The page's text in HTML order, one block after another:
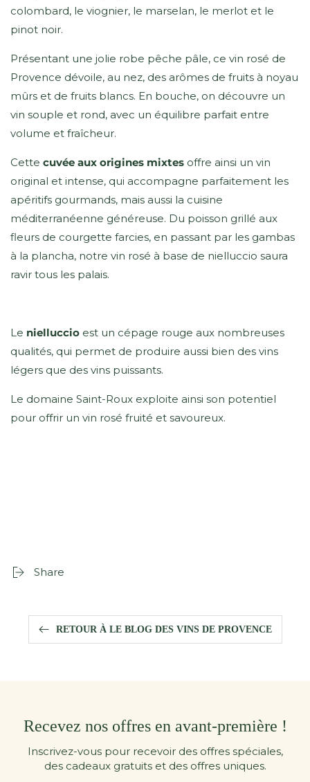
colombard, le viognier, le marselan, le merlot et le
pinot noir.
Présentant une jolie robe pêche pâle, ce vin rosé de
Provence dévoile, au nez, des arômes de fruits à noyau
mûrs et de fruits blancs. En bouche, on découvre un
vin souple et rond, avec un équilibre parfait entre
volume et fraîcheur.
Cette cuvée aux origines mixtes offre ainsi un vin
original et intense, qui accompagne parfaitement les
apéritifs gourmands, mais aussi la cuisine
méditerranéenne généreuse. Du poisson grillé aux
fleurs de courgette farcies, en passant par les gambas
à la plancha, notre vin rosé à base de nielluccio saura
ravir tous les palais.
Le nielluccio est un cépage rouge aux nombreuses
qualités, qui permet de produire aussi bien des vins
légers que des vins puissants.
Le domaine Saint-Roux exploite ainsi son potentiel
pour offrir un vin rosé fruité et savoureux.
Share
RETOUR À LE BLOG DES VINS DE PROVENCE
Recevez nos offres en avant-première !
Inscrivez-vous pour recevoir des offres spéciales,
des cadeaux gratuits et des offres uniques.